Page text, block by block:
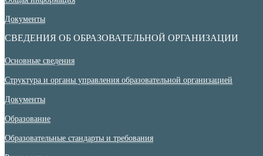
Документы
СВЕДЕНИЯ ОБ ОБРАЗОВАТЕЛЬНОЙ ОРГАНИЗАЦИИ
Основные сведения
Структура и органы управления образовательной организацией
Документы
Образование
Образовательные стандарты и требования